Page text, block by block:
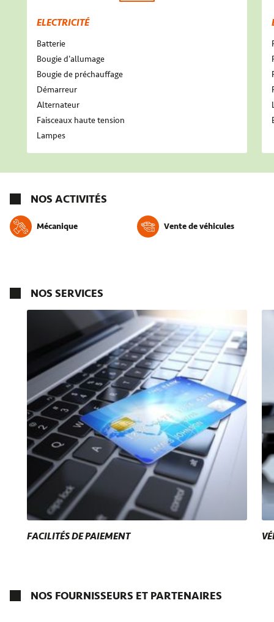
ELECTRICITÉ
Batterie
Bougie d'allumage
Bougie de préchauffage
Démarreur
Alternateur
Faisceaux haute tension
Lampes
NOS ACTIVITÉS
Mécanique Vente de véhicules
NOS SERVICES
FACILITÉS DE PAIEMENT
NOS FOURNISSEURS ET PARTENAIRES